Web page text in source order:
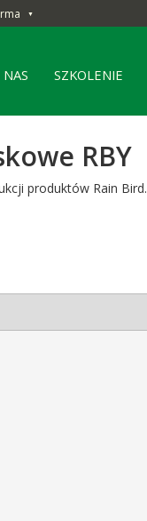
▼
SZKOLENIE
RBY
produktów Rain Bird.